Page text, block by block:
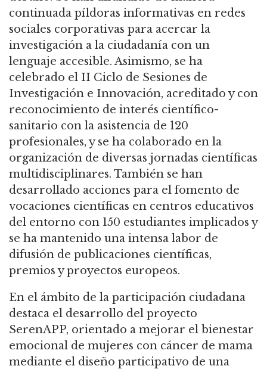
continuada píldoras informativas en redes
sociales corporativas para acercar la
investigación a la ciudadanía con un
lenguaje accesible. Asimismo, se ha
celebrado el II Ciclo de Sesiones de
Investigación e Innovación, acreditado y con
reconocimiento de interés científico-
sanitario con la asistencia de 120
profesionales, y se ha colaborado en la
organización de diversas jornadas científicas
multidisciplinares. También se han
desarrollado acciones para el fomento de
vocaciones científicas en centros educativos
del entorno con 150 estudiantes implicados y
se ha mantenido una intensa labor de
difusión de publicaciones científicas,
premios y proyectos europeos.
En el ámbito de la participación ciudadana
destaca el desarrollo del proyecto
SerenAPP, orientado a mejorar el bienestar
emocional de mujeres con cáncer de mama
mediante el diseño participativo de una